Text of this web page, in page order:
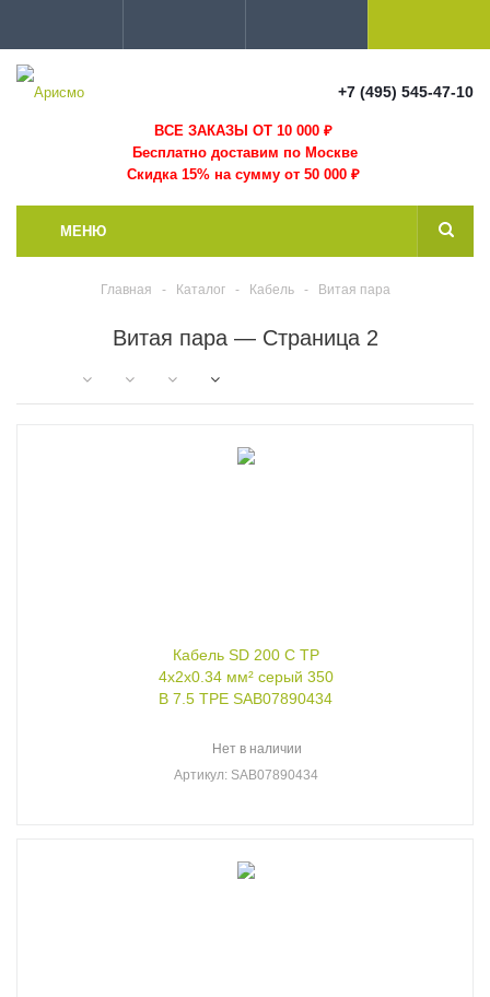
+7 (495) 545-47-10
ВСЕ ЗАКАЗЫ ОТ 10 000₽
Бесплатно доставим по Москве
Скидка 15% на сумму от 50 000 ₽
МЕНЮ
Главная - Каталог - Кабель - Витая пара
Витая пара — Страница 2
Кабель SD 200 C TP
4x2x0.34 мм² серый 350
В 7.5 TPE SAB07890434
Нет в наличии
Артикул: SAB07890434